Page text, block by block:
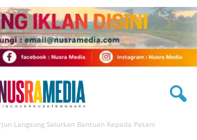
Langsung Salurkan Bantuan Kepada Petani